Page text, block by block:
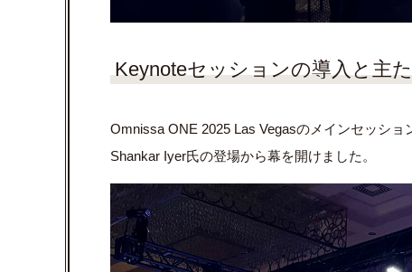
Keynoteセッションの導入と主
Omnissa ONE 2025 Las Vegasのメインセッシ
Shankar Iyer氏の登場から幕を開けました。